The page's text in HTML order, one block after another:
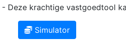
Deze krachtige vastgoedtool
Simulator